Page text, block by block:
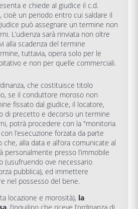
e chiede al giudice il c.d.
cioè un periodo entro cui saldare il
può assegnare un termine non
L’udienza sarà rinviata non oltre
alla scadenza del termine
tuttavia, opera solo per le
e non per quelle commerciali.
che costituisce titolo
se il conduttore moroso non
fissato dal giudice, il locatore,
di precetto e decorso un termine
potrà procedere con la "monitoria
l’esecuzione forzata da parte
che, alla data e all’ora comunicate al
personalmente presso l’immobile
(usufruendo ove necessario
pubblica), ed immettere
nel possesso del bene.
locazione e morosità), la